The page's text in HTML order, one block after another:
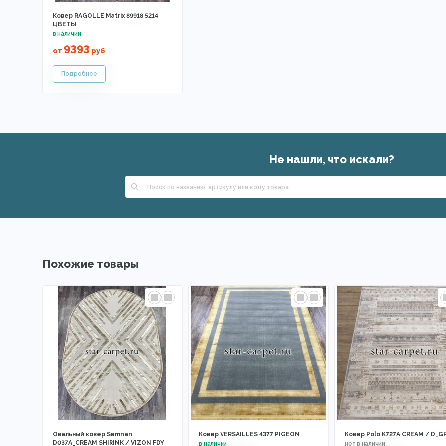
Ковер RAGOLLE Matrix 89918 5214
ЦВЕТЫ
от 9393 руб
Не нашли, что искали?
Похожие товары
Овальный ковер Semnan
D037A_CREAM SHIRINK / VIZON FDY
Ковер VERSAILLES 4377 PIGEON Ковер Polo K727A CREAM /